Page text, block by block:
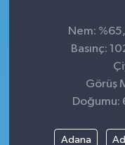
Nem:
Basınç:
Görüş
Doğumu:
Adana